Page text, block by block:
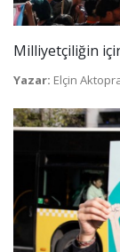
Milliyetçiliğin
Yazar: Elçin